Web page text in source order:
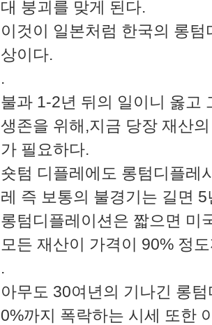
대 붕괴를 맞게 된다.
이것이 일본처럼 한국의 롱
상이다.
.
불과 1-2년 뒤의 일이니 옳고
생존을 위해,지금 당장 재산
가 필요하다.
숏텀 디플레에도 롱텀디플레
레 즉 보통의 불경기는 길면
롱텀디플레이션은 짧으면 미
모든 재산이 가격이 90% 정
.
아무도 30여년의 기나긴 롱
0%까지 폭락하는 시세 또한